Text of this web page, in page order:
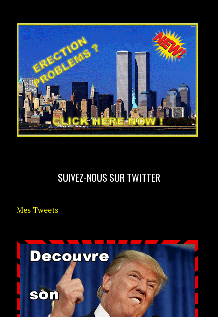
SUIVEZ-NOUS SUR TWITTER
Mes Tweets